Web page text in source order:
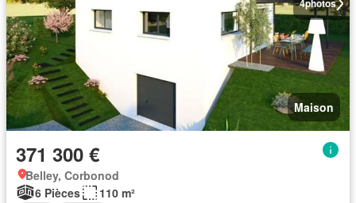
4photos
Maison
371 300 €
Belley, Corbonod
6 Pièces
110 m²